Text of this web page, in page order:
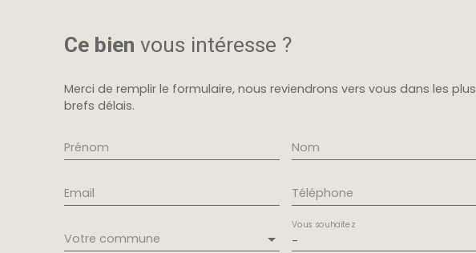
Ce bien vous intéresse ?
Merci de remplir le formulaire, nous reviendrons vers vous dans les plus
brefs délais.
Prénom Nom
Email Téléphone
Votre commune -
Vous souhaitez